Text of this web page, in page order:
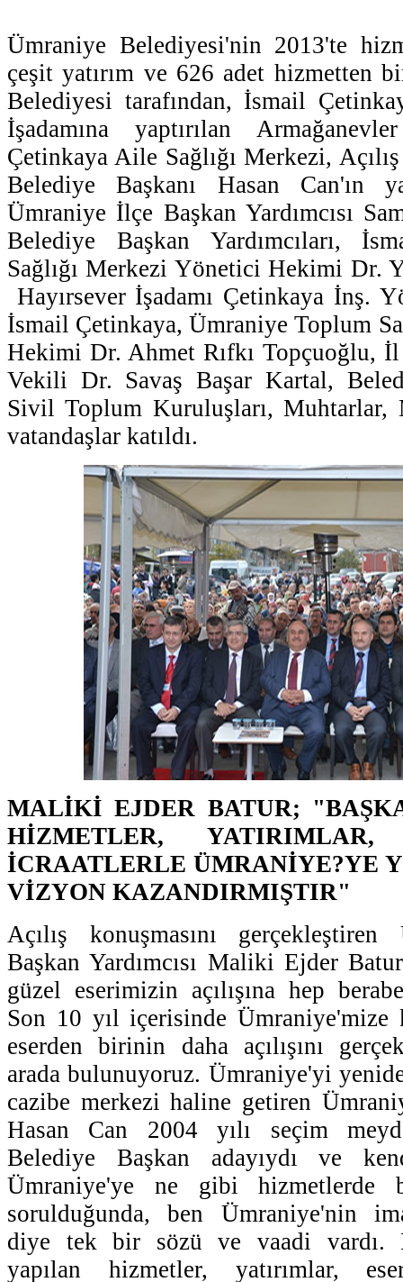
Ümraniye Belediyesi'nin 2013'te
çeşit yatırım ve 626 adet hizmetten
Belediyesi tarafından, İsmail
İşadamına yaptırılan
Çetinkaya Aile Sağlığı Merkezi,
Belediye Başkanı Hasan Can'ın
Ümraniye İlçe Başkan Yardımcısı
Belediye Başkan Yardımcıları,
Sağlığı Merkezi Yönetici Hekimi Dr.
Hayırsever İşadamı Çetinkaya İnş.
İsmail Çetinkaya, Ümraniye Toplum
Hekimi Dr. Ahmet Rıfkı Topçuoğlu,
Vekili Dr. Savaş Başar Kartal,
Sivil Toplum Kuruluşları, Muhtarlar,
vatandaşlar katıldı.
MALİKİ EJDER BATUR;
HİZMETLER,
İCRAATLERLE ÜMRANİYE?YE
VİZYON KAZANDIRMIŞTIR"
Açılış konuşmasını
Başkan Yardımcısı Maliki Ejder
güzel eserimizin açılışına hep
Son 10 yıl içerisinde Ümraniye'mize
eserden birinin daha açılışını
arada bulunuyoruz. Ümraniye'yi
cazibe merkezi haline getiren
Hasan Can 2004 yılı seçim
Belediye Başkan adayıydı ve
Ümraniye'ye ne gibi hizmetlerde
sorulduğunda, ben Ümraniye'nin
diye tek bir sözü ve vaadi vardı.
yapılan hizmetler, yatırımlar,